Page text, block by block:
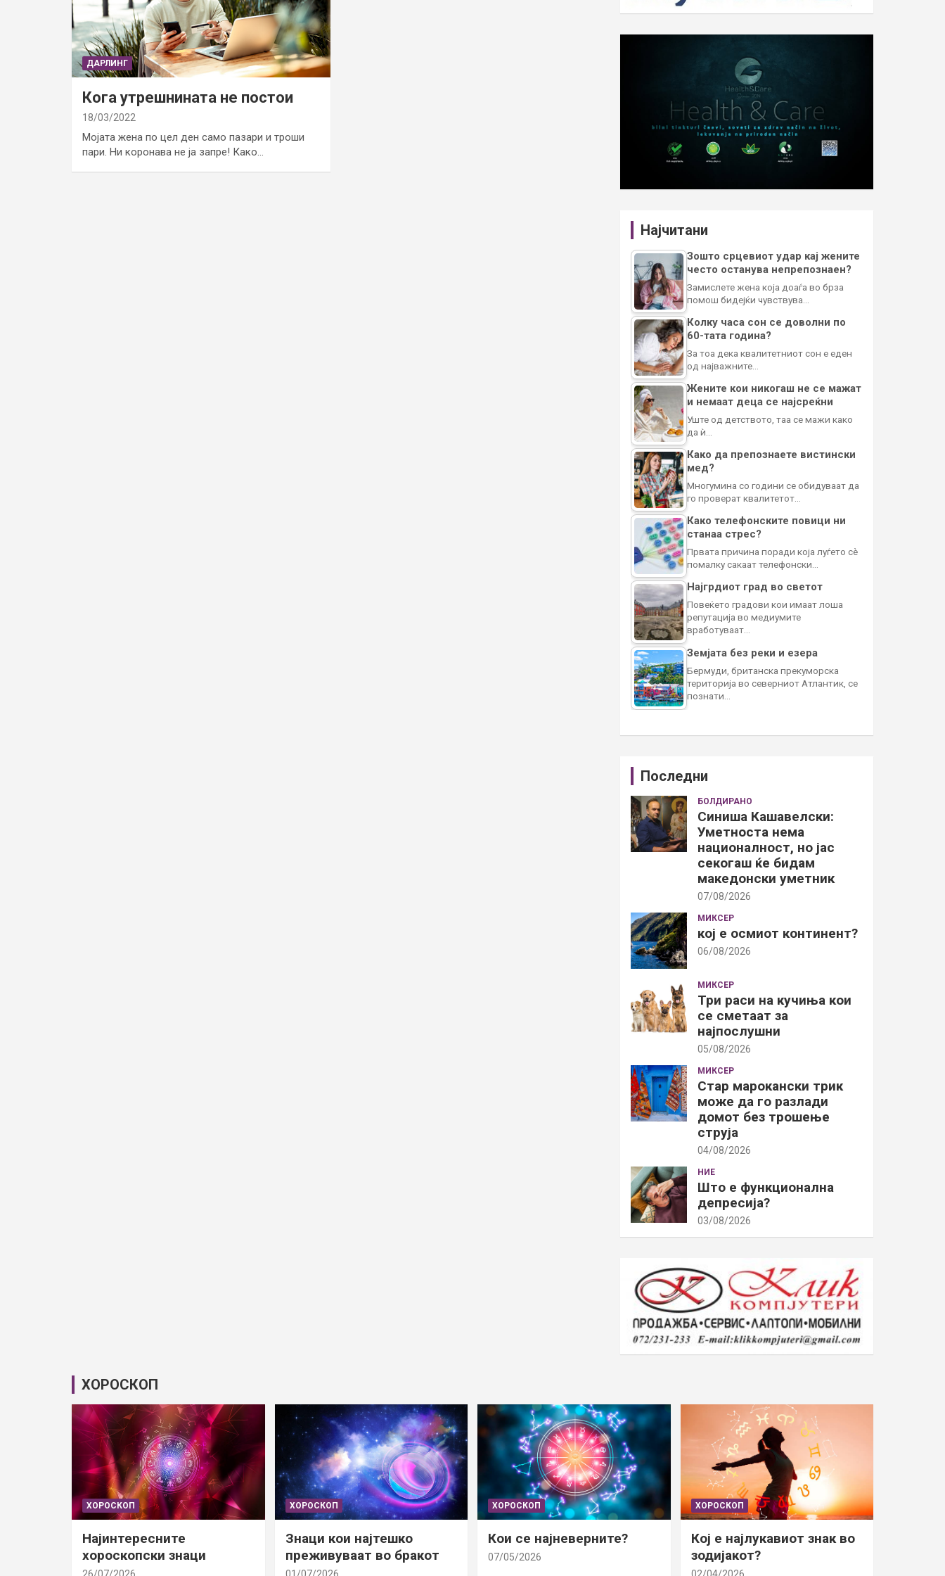
ДАРЛИНГ
Кога утрешнината не постои
18/03/2022
Мојата жена по цел ден само пазари и троши
пари. Ни коронава не ја запре! Како…
Најчитани
Зошто срцевиот удар кај жените
често останува непрепознаен?
Замислете жена која доаѓа во брза
помош бидејќи чувствува…
Колку часа сон се доволни по
60-тата година?
За тоа дека квалитетниот сон е еден
од најважните…
Жените кои никогаш не се мажат
и немаат деца се најсреќни
Уште од детството, таа се мажи како
да ѝ…
Како да препознаете вистински
мед?
Многумина со години се обидуваат да
го проверат квалитетот…
Како телефонските повици ни
станаа стрес?
Првата причина поради која луѓето сè
помалку сакаат телефонски…
Најгрдиот град во светот
Повеќето градови кои имаат лоша
репутација во медиумите
вработуваат…
Земјата без реки и езера
Бермуди, британска прекуморска
територија во северниот Атлантик, се
познати…
Последни
БОЛДИРАНО
Синиша Кашавелски:
Уметноста нема
националност, но јас
секогаш ќе бидам
македонски уметник
07/08/2026
МИКСЕР
кој е осмиот континент?
06/08/2026
МИКСЕР
Три раси на кучиња кои
се сметаат за
најпослушни
05/08/2026
МИКСЕР
Стар марокански трик
може да го разлади
домот без трошење
струја
04/08/2026
НИЕ
Што е функционална
депресија?
03/08/2026
ХОРОСКОП
ХОРОСКОП
Најинтересните
хороскопски знаци
ХОРОСКОП
Знаци кои најтешко
преживуваат во бракот
ХОРОСКОП
Кои се најневерните?
07/05/2026
ХОРОСКОП
Кој е најлукавиот знак во
зодијакот?